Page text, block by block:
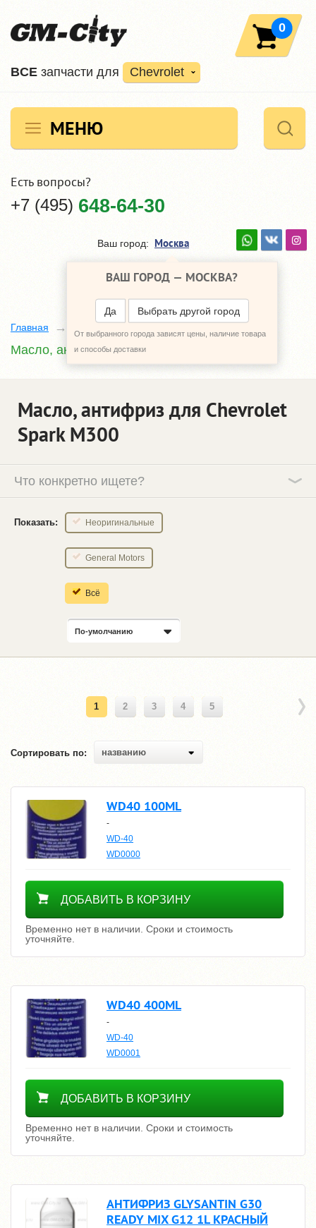
ВCE запчасти для Chevrolet
0
МЕНЮ
Есть вопросы?
+7 (495) 648-64-30
Ваш город: Москва
ВАШ ГОРОД — МОСКВА?
Да Выбрать другой город
От выбранного города зависят цены, наличие товара
и способы доставки
Главная
Масло, антифриз
Масло, антифриз для Chevrolet
Spark M300
Что конкретно ищете?
Показать: Неоригинальные
General Motors
Всё
По-умолчанию
1 2 3 4 5
Сортировать по: названию
WD40 100ML
-
WD-40
WD0000
Уточнить цену
ДОБАВИТЬ В КОРЗИНУ
Временно нет в наличии. Сроки и стоимость
уточняйте.
WD40 400ML
-
WD-40
WD0001
Уточнить цену
ДОБАВИТЬ В КОРЗИНУ
Временно нет в наличии. Сроки и стоимость
уточняйте.
АНТИФРИЗ GLYSANTIN G30
READY MIX G12 1L КРАСНЫЙ